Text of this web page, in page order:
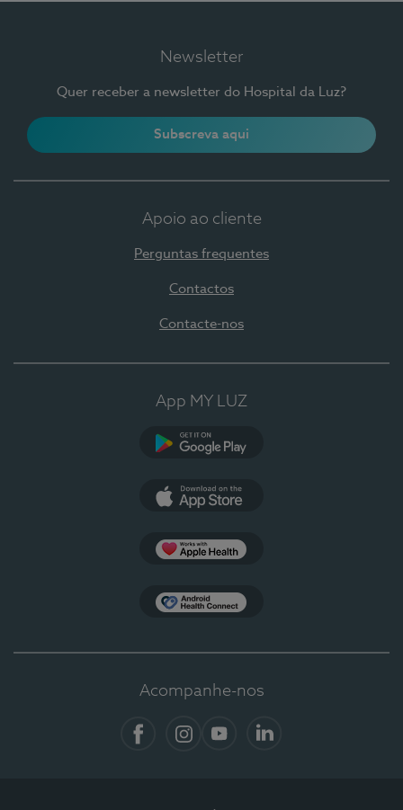
Newsletter
Quer receber a newsletter do Hospital da Luz?
Subscreva aqui
Apoio ao cliente
Perguntas frequentes
Contactos
Contacte-nos
App MY LUZ
Acompanhe-nos